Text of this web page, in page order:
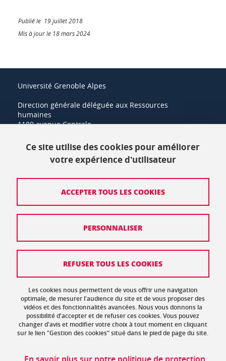
Publié le 19 juillet 2018
Mis à jour le 18 mars 2024
Université Grenoble Alpes
Direction générale déléguée aux Ressources
humaines
1180 avenue Centrale
+33 (0)4 57 42 21 42
Mentions légales
Politique de protection des données
Données personnelles
Gestion des cookies
Accessibilité : non conforme
Plan de site
Ce site utilise des cookies pour améliorer
votre expérience d'utilisateur
Les cookies nous permettent de vous offrir une navigation
optimale, de mesurer l'audience du site et de vous proposer des
vidéos et des fonctionnalités avancées. Nous vous donnons la
possibilité d'accepter et de refuser ces cookies. Vous pouvez
changer d'avis et modifier votre choix à tout moment en cliquant
sur le lien "Gestion des cookies" situé dans le pied de page du site.
ACCEPTER TOUS LES COOKIES
REFUSER TOUS LES COOKIES
PERSONNALISER